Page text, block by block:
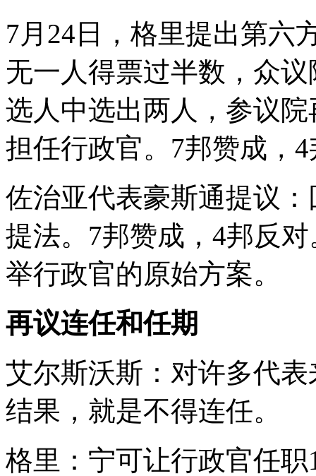
7月24日，格里提出第六
无一人得票过半数，众
选人中选出两人，参议
担任行政官。7邦赞成，
佐治亚代表豪斯通提议
提法。7邦赞成，4邦反
举行政官的原始方案。
再议连任和任期
艾尔斯沃斯：对许多代
结果，就是不得连任。
格里：宁可让行政官任